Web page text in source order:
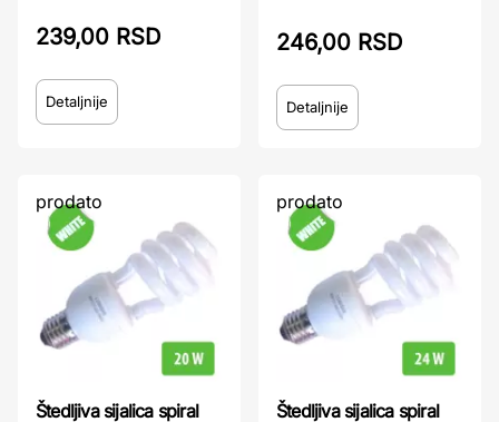
239,00 RSD
Detaljnije
246,00 RSD
Detaljnije
prodato
Štedljiva sijalica spiral
prodato
Štedljiva sijalica spiral